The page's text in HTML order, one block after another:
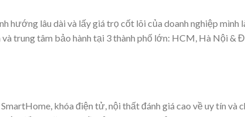
hướng lâu dài và lấy giá trọ cốt lõi của doanh nghiệp mình
trung tâm bảo hành tại 3 thành phố lớn: HCM, Hà Nội &
khóa điện tử, nội thất đánh giá cao về uy tín và